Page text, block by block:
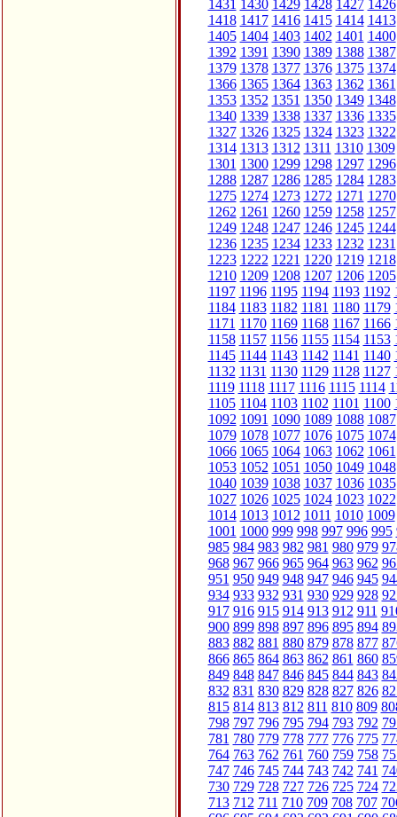
1431 1430 1429 1428 1427 1426
1418 1417 1416 1415 1414 1413
1405 1404 1403 1402 1401 1400
1392 1391 1390 1389 1388 1387
1379 1378 1377 1376 1375 1374
1366 1365 1364 1363 1362 1361
1353 1352 1351 1350 1349 1348
1340 1339 1338 1337 1336 1335
1327 1326 1325 1324 1323 1322
1314 1313 1312 1311 1310 1309
1301 1300 1299 1298 1297 1296
1288 1287 1286 1285 1284 1283
1275 1274 1273 1272 1271 1270
1262 1261 1260 1259 1258 1257
1249 1248 1247 1246 1245 1244
1236 1235 1234 1233 1232 1231
1223 1222 1221 1220 1219 1218
1210 1209 1208 1207 1206 1205
1197 1196 1195 1194 1193 1192
1184 1183 1182 1181 1180 1179
1171 1170 1169 1168 1167 1166
1158 1157 1156 1155 1154 1153
1145 1144 1143 1142 1141 1140
1132 1131 1130 1129 1128 1127
1119 1118 1117 1116 1115 1114
1105 1104 1103 1102 1101 1100
1092 1091 1090 1089 1088 1087
1079 1078 1077 1076 1075 1074
1066 1065 1064 1063 1062 1061
1053 1052 1051 1050 1049 1048
1040 1039 1038 1037 1036 1035
1027 1026 1025 1024 1023 1022
1014 1013 1012 1011 1010 1009
1001 1000 999 998 997 996 995
985 984 983 982 981 980 979
968 967 966 965 964 963 962
951 950 949 948 947 946 945
934 933 932 931 930 929 928
917 916 915 914 913 912 911
900 899 898 897 896 895 894
883 882 881 880 879 878 877
866 865 864 863 862 861 860
849 848 847 846 845 844 843
832 831 830 829 828 827 826
815 814 813 812 811 810 809
798 797 796 795 794 793 792
781 780 779 778 777 776 775
764 763 762 761 760 759 758
747 746 745 744 743 742 741
730 729 728 727 726 725 724
713 712 711 710 709 708 707